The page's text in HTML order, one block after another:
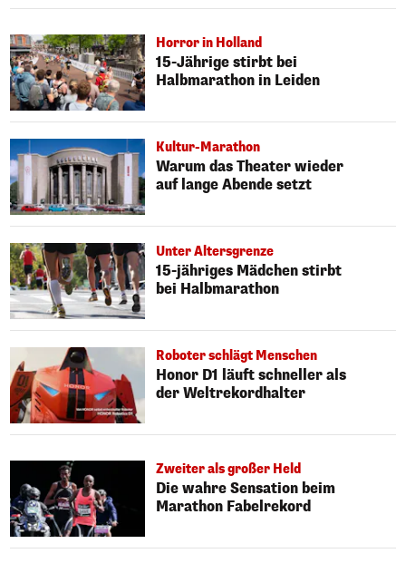
Horror in Holland
15-Jährige stirbt bei
Halbmarathon in Leiden
Kultur-Marathon
Warum das Theater wieder
auf lange Abende setzt
Unter Altersgrenze
15-jähriges Mädchen stirbt
bei Halbmarathon
Roboter schlägt Menschen
Honor D1 läuft schneller als
der Weltrekordhalter
Zweiter als großer Held
Die wahre Sensation beim
Marathon Fabelrekord